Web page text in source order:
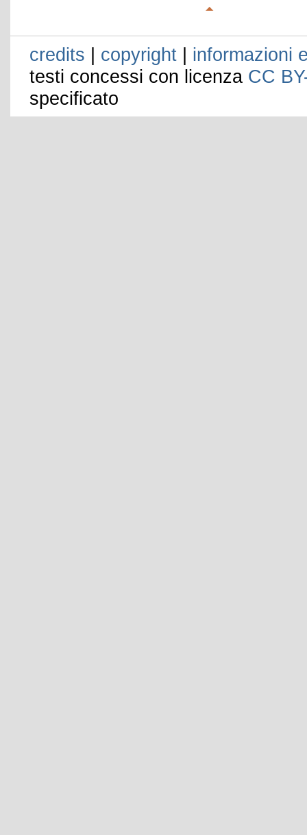
credits | copyright | informazioni
testi concessi con licenza CC
specificato